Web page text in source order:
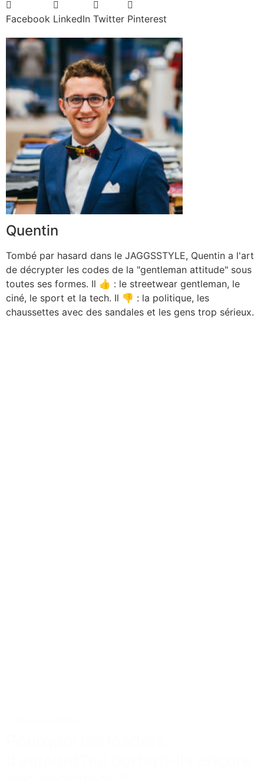
Facebook LinkedIn Twitter Pinterest
Quentin
Tombé par hasard dans le JAGGSSTYLE, Quentin a l'art
de décrypter les codes de la "gentleman attitude" sous
toutes ses formes. Il 👍 : le streetwear gentleman, le
ciné, le sport et la tech. Il 👎 : la politique, les
chaussettes avec des sandales et les gens trop sérieux.